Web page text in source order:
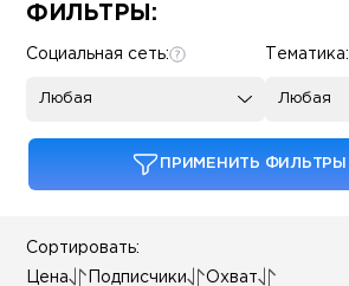
Some SEO Title
ФИЛЬТРЫ:
Тематика:
Любая
Социальная сеть:
Любая
ПРИМЕНИТЬ ФИЛЬТРЫ
Сортировать:
Цена Подписчики Охват